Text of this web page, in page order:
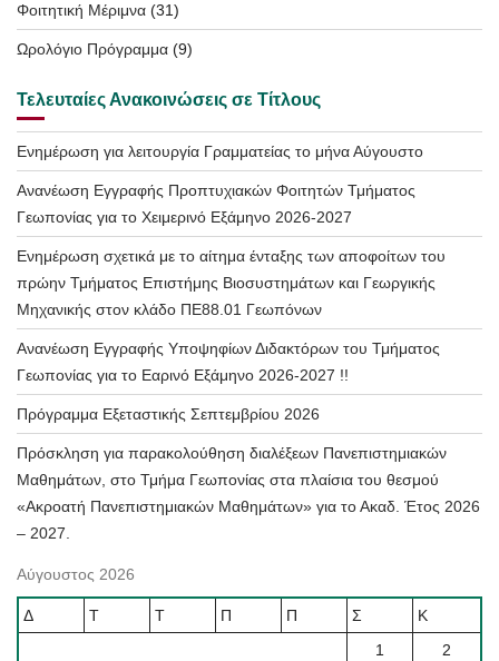
Φοιτητική Μέριμνα (31)
Ωρολόγιο Πρόγραμμα (9)
Τελευταίες Ανακοινώσεις σε Τίτλους
Ενημέρωση για λειτουργία Γραμματείας το μήνα Αύγουστο
Ανανέωση Εγγραφής Προπτυχιακών Φοιτητών Τμήματος
Γεωπονίας για το Χειμερινό Εξάμηνο 2026-2027
Ενημέρωση σχετικά με το αίτημα ένταξης των αποφοίτων του
πρώην Τμήματος Επιστήμης Βιοσυστημάτων και Γεωργικής
Μηχανικής στον κλάδο ΠΕ88.01 Γεωπόνων
Ανανέωση Εγγραφής Υποψηφίων Διδακτόρων του Τμήματος
Γεωπονίας για το Εαρινό Εξάμηνο 2026-2027 !!
Πρόγραμμα Εξεταστικής Σεπτεμβρίου 2026
Πρόσκληση για παρακολούθηση διαλέξεων Πανεπιστημιακών
Μαθημάτων, στο Τμήμα Γεωπονίας στα πλαίσια του θεσμού
«Ακροατή Πανεπιστημιακών Μαθημάτων» για το Ακαδ. Έτος 2026
– 2027.
Αύγουστος 2026
Δ Τ Τ Π Π Σ
Κ
1
2